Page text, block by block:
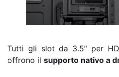
Tutti gli slot da 3.5″ per
offrono il supporto nativo a